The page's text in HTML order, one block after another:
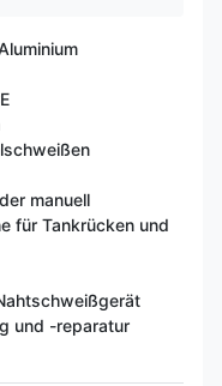
manuell
für Tankrücken und
und -reparatur